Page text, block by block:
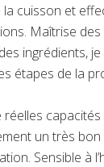
la cuisson et
Maîtrise des
ingrédients,
étapes de la
réelles
un très
Sensible à